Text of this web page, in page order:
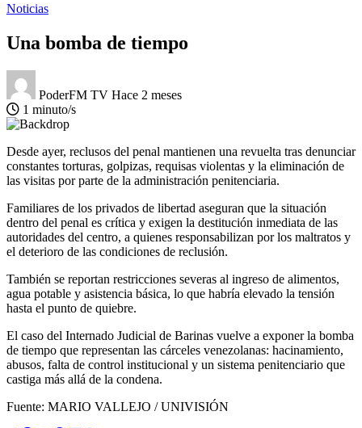
Noticias
Una bomba de tiempo
PoderFM TV Hace 2 meses
1 minuto/s
Desde ayer, reclusos del penal mantienen una revuelta tras denunciar
constantes torturas, golpizas, requisas violentas y la eliminación de
las visitas por parte de la administración penitenciaria.
Familiares de los privados de libertad aseguran que la situación
dentro del penal es crítica y exigen la destitución inmediata de las
autoridades del centro, a quienes responsabilizan por los maltratos y
el deterioro de las condiciones de reclusión.
También se reportan restricciones severas al ingreso de alimentos,
agua potable y asistencia básica, lo que habría elevado la tensión
hasta el punto de quiebre.
El caso del Internado Judicial de Barinas vuelve a exponer la bomba
de tiempo que representan las cárceles venezolanas: hacinamiento,
abusos, falta de control institucional y un sistema penitenciario que
castiga más allá de la condena.
Fuente: MARIO VALLEJO / UNIVISIÓN